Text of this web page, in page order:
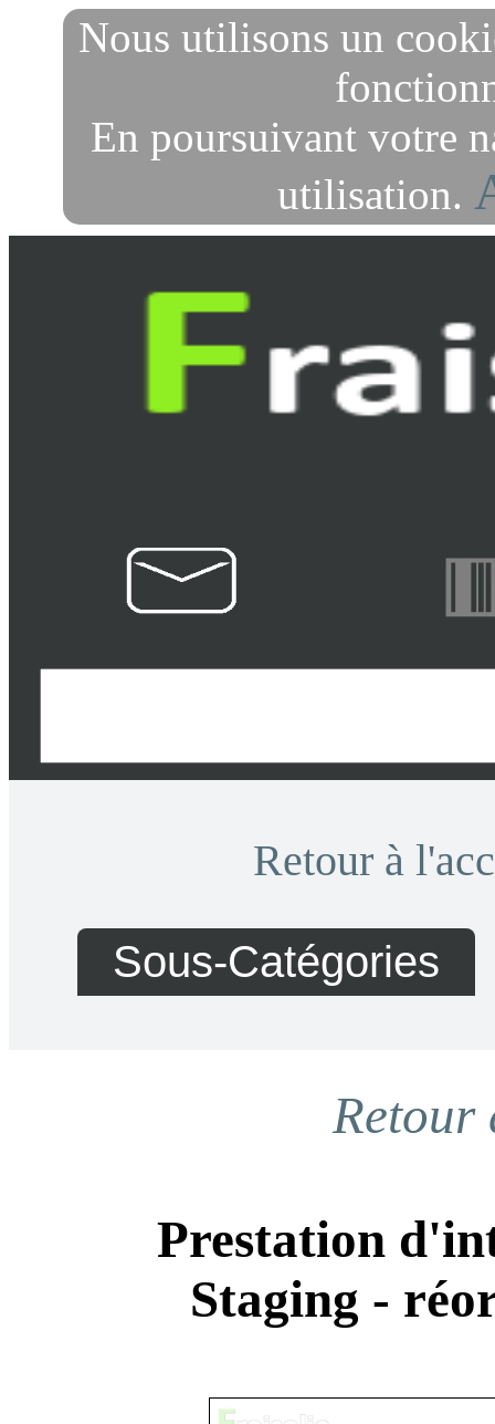
Nous utilisons un
En poursuivant votre
utilisation.
Retour à
Sous-Catégories
Récurer
Réparer
Retour
Prestation
Staging -